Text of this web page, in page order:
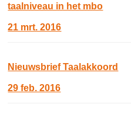
taalniveau in het mbo
21 mrt. 2016
Nieuwsbrief Taalakkoord
29 feb. 2016